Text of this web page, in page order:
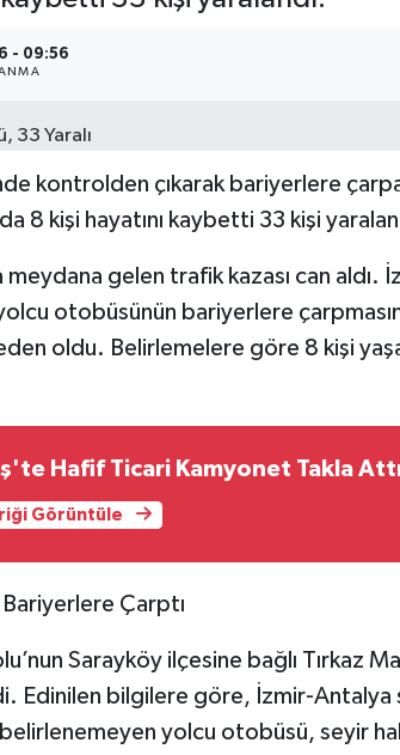
- 09:56
kontrolden çıkarak bariyerlere
8 kişi hayatını kaybetti 33 kişi
gelen trafik kazası can aldı.
otobüsünün bariyerlere
oldu. Belirlemelere göre 8 kişi
Hafif Ticari Kamyonet Takla
Görüntüle
Çarptı
Sarayköy ilçesine bağlı Tırkaz
Edinilen bilgilere göre, İzmir-Antalya
yolcu otobüsü, seyir